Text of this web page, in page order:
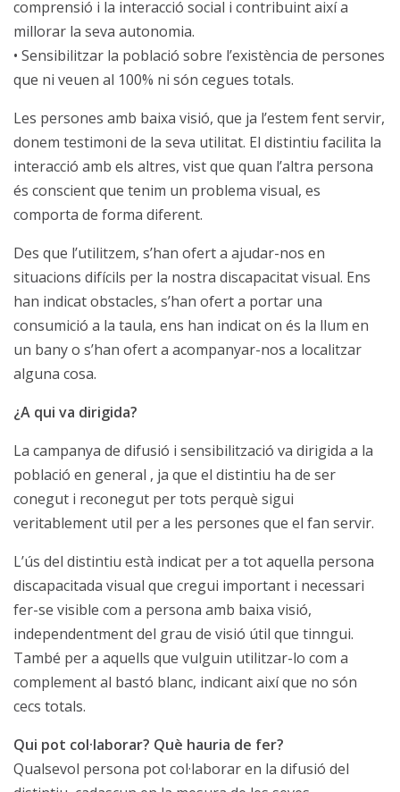
comprensió i la interacció social i contribuint així a
millorar la seva autonomia.
• Sensibilitzar la població sobre l’existència de persones
que ni veuen al 100% ni són cegues totals.
Les persones amb baixa visió, que ja l’estem fent servir,
donem testimoni de la seva utilitat. El distintiu facilita la
interacció amb els altres, vist que quan l’altra persona
és conscient que tenim un problema visual, es
comporta de forma diferent.
Des que l’utilitzem, s’han ofert a ajudar-nos en
situacions difícils per la nostra discapacitat visual. Ens
han indicat obstacles, s’han ofert a portar una
consumició a la taula, ens han indicat on és la llum en
un bany o s’han ofert a acompanyar-nos a localitzar
alguna cosa.
¿A qui va dirigida?
La campanya de difusió i sensibilització va dirigida a la
població en general , ja que el distintiu ha de ser
conegut i reconegut per tots perquè sigui
veritablement util per a les persones que el fan servir.
L’ús del distintiu està indicat per a tot aquella persona
discapacitada visual que cregui important i necessari
fer-se visible com a persona amb baixa visió,
independentment del grau de visió útil que tinngui.
També per a aquells que vulguin utilitzar-lo com a
complement al bastó blanc, indicant així que no són
cecs totals.
Qui pot col·laborar? Què hauria de fer?
Qualsevol persona pot col·laborar en la difusió del